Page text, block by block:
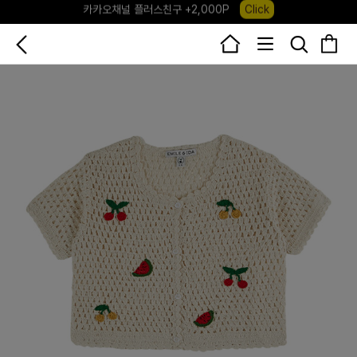
포레포레 앱 다운로드 +3,000P
Down
하우스오브캐러셀, 국내단독 프리오더(~8/10) Click